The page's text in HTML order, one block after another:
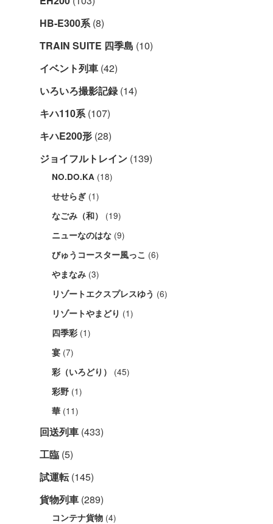
HB-E300系(8)
TRAIN SUITE 四季島 (10)
イベント列車 (42)
いろいろ撮影記録(14)
キハ110系(107)
キハE200形 (28)
ジョイフルトレイン (139)
NO.DO.KA (18)
せせらぎ (1)
なごみ（和） (19)
ニューなのはな (9)
びゅうコースター風っこ (6)
やまなみ (3)
リゾートエクスプレスゆう (6)
リゾートやまどり (1)
四季彩 (1)
宴 (7)
彩（いろどり） (45)
彩野 (1)
華 (11)
回送列車 (433)
工臨 (5)
試運転(145)
貨物列車 (289)
コンテナ貨物 (4)